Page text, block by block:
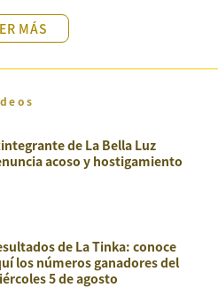
MÁS
de La Bella Luz
acoso y hostigamiento
de La Tinka: conoce
los números ganadores del
5 de agosto